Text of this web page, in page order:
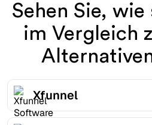
Sehen Sie,
im Vergleich
Xfunnel